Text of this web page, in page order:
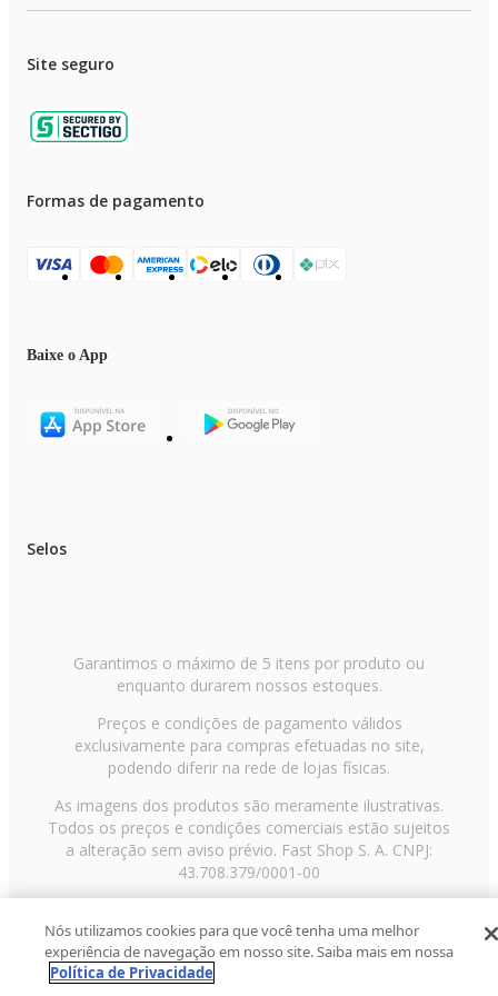
Site seguro
Formas de pagamento
Baixe o App
Selos
Garantimos o máximo de 5 itens por produto ou
enquanto durarem nossos estoques.
Preços e condições de pagamento válidos
exclusivamente para compras efetuadas no site,
podendo diferir na rede de lojas físicas.
As imagens dos produtos são meramente ilustrativas.
Todos os preços e condições comerciais estão sujeitos
a alteração sem aviso prévio. Fast Shop S. A. CNPJ:
43.708.379/0001-00
Paulo/SP, CEP 02029-001, Telefone: 11 3003-3728 ©
2013 Fast Shop - Todos os direitos reservadosRF
Nós utilizamos cookies para que você tenha uma melhor
experiência de navegação em nosso site. Saiba mais em nossa
Política de Privacidade